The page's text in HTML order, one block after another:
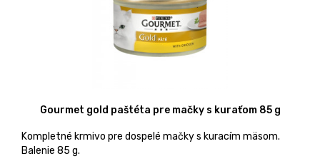
Gourmet gold paštéta pre mačky s kuraťom 85 g
Kompletné krmivo pre dospelé mačky s kuracím mäsom.
Balenie 85 g.